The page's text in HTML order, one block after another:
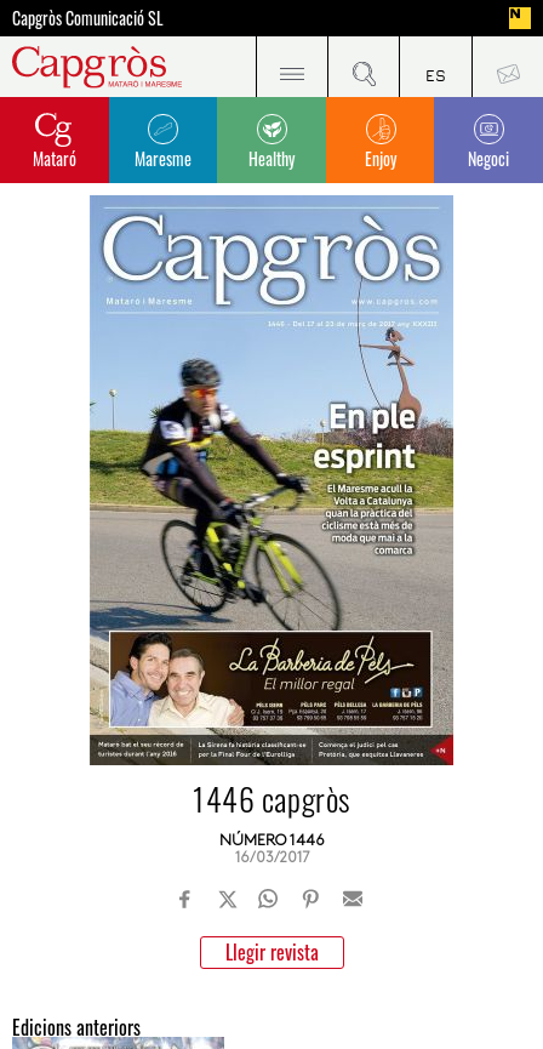
Capgròs Comunicació SL
Mataró Maresme Healthy Enjoy Negoci
1446 capgròs
NÚMERO 1446
16/03/2017
Llegir revista
Edicions anteriors